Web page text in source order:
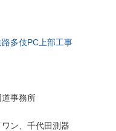
多伎PC上部工事
事務所
ン、千代田測器